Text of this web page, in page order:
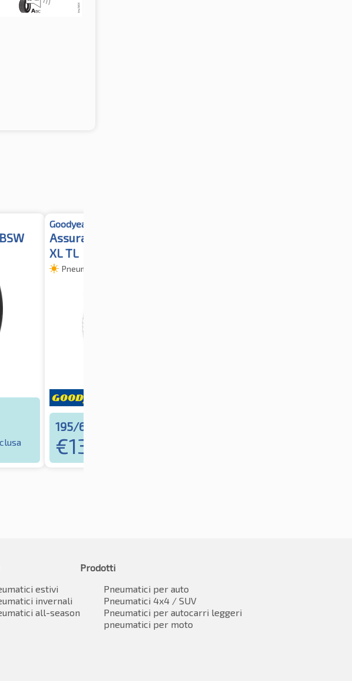
Goodyear
Assurance ComfortTred *
XL TL
Pneumatici estivi
195/60R16 93H
€136.80
estivi
invernali
all-season
Prodotti
Pneumatici per auto
Pneumatici 4x4 / SUV
Pneumatici per autocarri leggeri
pneumatici per moto